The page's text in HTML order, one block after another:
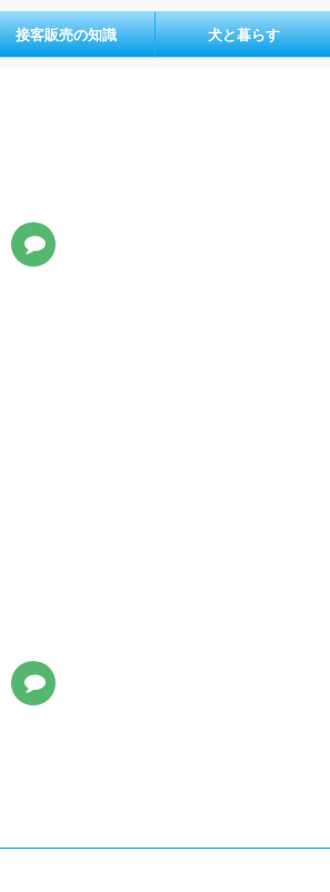
接客販売の知識 犬と暮らす